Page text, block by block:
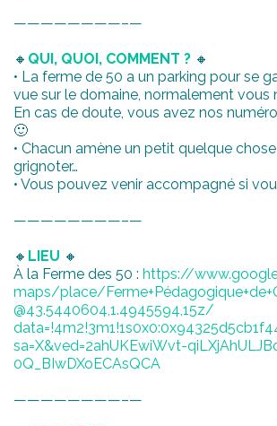
————————–—
🔸 QUI, QUOI, COMMENT ? 🔸
• La ferme de 50 a un parking pour se
vue sur le domaine, normalement vous
En cas de doute, vous avez nos
🙂
• Chacun amène un petit quelque
grignoter…
• Vous pouvez venir accompagné si
————————–—
🔸 LIEU 🔸
À la Ferme des 50 : https://
maps/place/
@43.5440604,1.4945594,15z/
data=!4m2!3m1!1s0x0:0x94325
sa=X&ved=2ahUKEwiWvt-
0Q_BIwDXoECAsQCA
————————–—